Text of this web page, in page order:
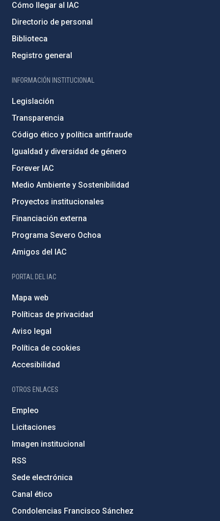
Cómo llegar al IAC
Directorio de personal
Biblioteca
Registro general
INFORMACIÓN INSTITUCIONAL
Legislación
Transparencia
Código ético y política antifraude
Igualdad y diversidad de género
Forever IAC
Medio Ambiente y Sostenibilidad
Proyectos institucionales
Financiación externa
Programa Severo Ochoa
Amigos del IAC
PORTAL DEL IAC
Mapa web
Políticas de privacidad
Aviso legal
Política de cookies
Accesibilidad
OTROS ENLACES
Empleo
Licitaciones
Imagen institucional
RSS
Sede electrónica
Canal ético
Condolencias Francisco Sánchez